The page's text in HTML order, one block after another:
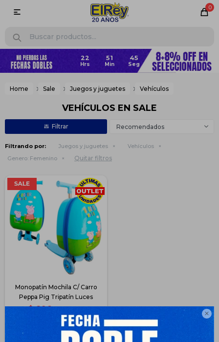

0

Home Sale Juegos y juguetes Vehículos
VEHÍCULOS EN SALE
Recomendados
Filtrando por: Juegos y juguetes
Vehículos
Genero: Femenino Quitar filtros
Monopatín Mochila C/ Carro
Peppa Pig Tripatín Luces
$ 896
$ 672